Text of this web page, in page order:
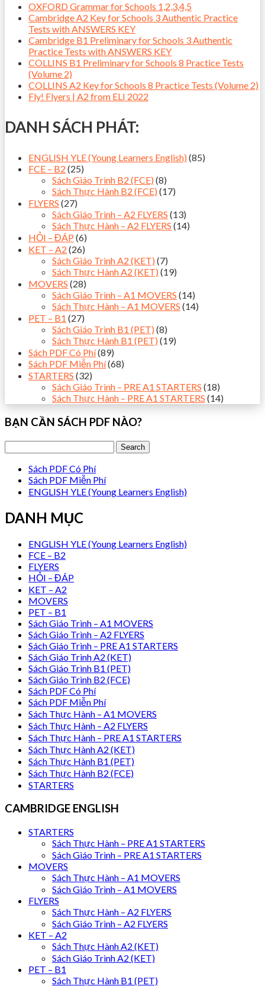
OXFORD Grammar for Schools 1,2,3,4,5
Cambridge A2 Key for Schools 3 Authentic Practice
Tests with ANSWERS KEY
Cambridge B1 Preliminary for Schools 3 Authentic
Practice Tests with ANSWERS KEY
COLLINS B1 Preliminary for Schools 8 Practice Tests
(Volume 2)
COLLINS A2 Key for Schools 8 Practice Tests (Volume 2)
Fly! Flyers | A2 from ELI 2022
DANH SÁCH PHÁT:
ENGLISH YLE (Young Learners English) (85)
FCE – B2 (25)
Sách Giáo Trình B2 (FCE) (8)
Sách Thực Hành B2 (FCE) (17)
FLYERS (27)
Sách Giáo Trình – A2 FLYERS (13)
Sách Thực Hành – A2 FLYERS (14)
HỎI – ĐÁP (6)
KET – A2 (26)
Sách Giáo Trình A2 (KET) (7)
Sách Thực Hành A2 (KET) (19)
MOVERS (28)
Sách Giáo Trình – A1 MOVERS (14)
Sách Thực Hành – A1 MOVERS (14)
PET – B1 (27)
Sách Giáo Trình B1 (PET) (8)
Sách Thực Hành B1 (PET) (19)
Sách PDF Có Phí(89)
Sách PDF Miễn Phí(68)
STARTERS (32)
Sách Giáo Trình – PRE A1 STARTERS (18)
Sách Thực Hành – PRE A1 STARTERS (14)
BẠN CẦN SÁCH PDF NÀO?
Sách PDF Có Phí
Sách PDF Miễn Phí
ENGLISH YLE (Young Learners English)
DANH MỤC
ENGLISH YLE (Young Learners English)
FCE – B2
FLYERS
HỎI – ĐÁP
KET – A2
MOVERS
PET – B1
Sách Giáo Trình – A1 MOVERS
Sách Giáo Trình – A2 FLYERS
Sách Giáo Trình – PRE A1 STARTERS
Sách Giáo Trình A2 (KET)
Sách Giáo Trình B1 (PET)
Sách Giáo Trình B2 (FCE)
Sách PDF Có Phí
Sách PDF Miễn Phí
Sách Thực Hành – A1 MOVERS
Sách Thực Hành – A2 FLYERS
Sách Thực Hành – PRE A1 STARTERS
Sách Thực Hành A2 (KET)
Sách Thực Hành B1 (PET)
Sách Thực Hành B2 (FCE)
STARTERS
CAMBRIDGE ENGLISH
STARTERS
Sách Thực Hành – PRE A1 STARTERS
Sách Giáo Trình – PRE A1 STARTERS
MOVERS
Sách Thực Hành – A1 MOVERS
Sách Giáo Trình – A1 MOVERS
FLYERS
Sách Thực Hành – A2 FLYERS
Sách Giáo Trình – A2 FLYERS
KET – A2
Sách Thực Hành A2 (KET)
Sách Giáo Trình A2 (KET)
PET – B1
Sách Thực Hành B1 (PET)